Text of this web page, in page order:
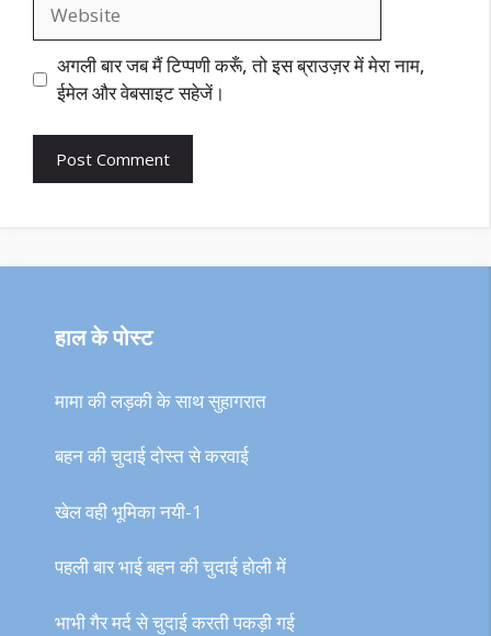
अगली बार जब मैं टिप्पणी करूँ, तो इस ब्राउज़र में मेरा नाम,
ईमेल और वेबसाइट सहेजें।
हाल के पोस्ट
मामा की लड़की के साथ सुहागरात
बहन की चुदाई दोस्त से करवाई
खेल वही भूमिका नयी-1
पहली बार भाई बहन की चुदाई होली में
भाभी गैर मर्द से चुदाई करती पकड़ी गई